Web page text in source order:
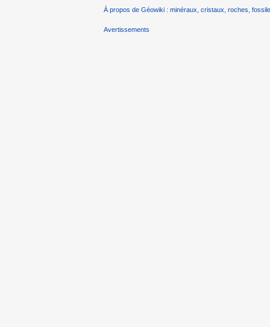
À propos de Géowiki : minéraux, cristaux, roches,
Avertissements